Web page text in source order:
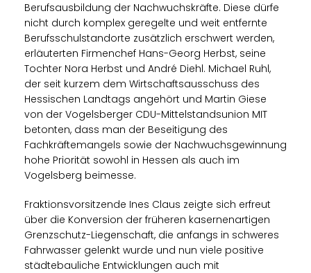
Berufsausbildung der Nachwuchskräfte. Diese dürfe
nicht durch komplex geregelte und weit entfernte
Berufsschulstandorte zusätzlich erschwert werden,
erläuterten Firmenchef Hans-Georg Herbst, seine
Tochter Nora Herbst und André Diehl. Michael Ruhl,
der seit kurzem dem Wirtschaftsausschuss des
Hessischen Landtags angehört und Martin Giese
von der Vogelsberger CDU-Mittelstandsunion MIT
betonten, dass man der Beseitigung des
Fachkräftemangels sowie der Nachwuchsgewinnung
hohe Priorität sowohl in Hessen als auch im
Vogelsberg beimesse.
Fraktionsvorsitzende Ines Claus zeigte sich erfreut
über die Konversion der früheren kasernenartigen
Grenzschutz-Liegenschaft, die anfangs in schweres
Fahrwasser gelenkt wurde und nun viele positive
städtebauliche Entwicklungen auch mit